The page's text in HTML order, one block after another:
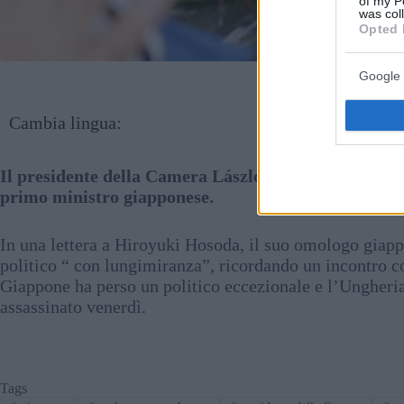
was
Opted
Google
Cambia lingua:
Il presidente della Camera László Kövér ha
primo ministro giapponese.
In una lettera a Hiroyuki Hosoda, il suo omologo
politico “ con lungimiranza”, ricordando un incontro
Giappone ha perso un politico eccezionale e
assassinato venerdì.
Tags